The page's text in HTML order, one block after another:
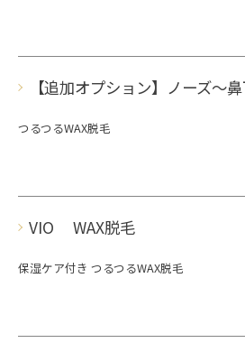
【追加オプション】ノーズ〜
つるつるWAX脱毛
VIO WAX脱毛
保湿ケア付き つるつるWAX脱毛